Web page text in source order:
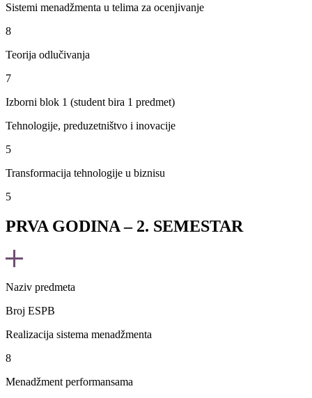
Sistemi menadžmenta u telima za ocenjivanje
8
Teorija odlučivanja
7
Izborni blok 1 (student bira 1 predmet)
Tehnologije, preduzetništvo i inovacije
5
Transformacija tehnologije u biznisu
5
PRVA GODINA – 2. SEMESTAR
Naziv predmeta
Broj ESPB
Realizacija sistema menadžmenta
8
Menadžment performansama